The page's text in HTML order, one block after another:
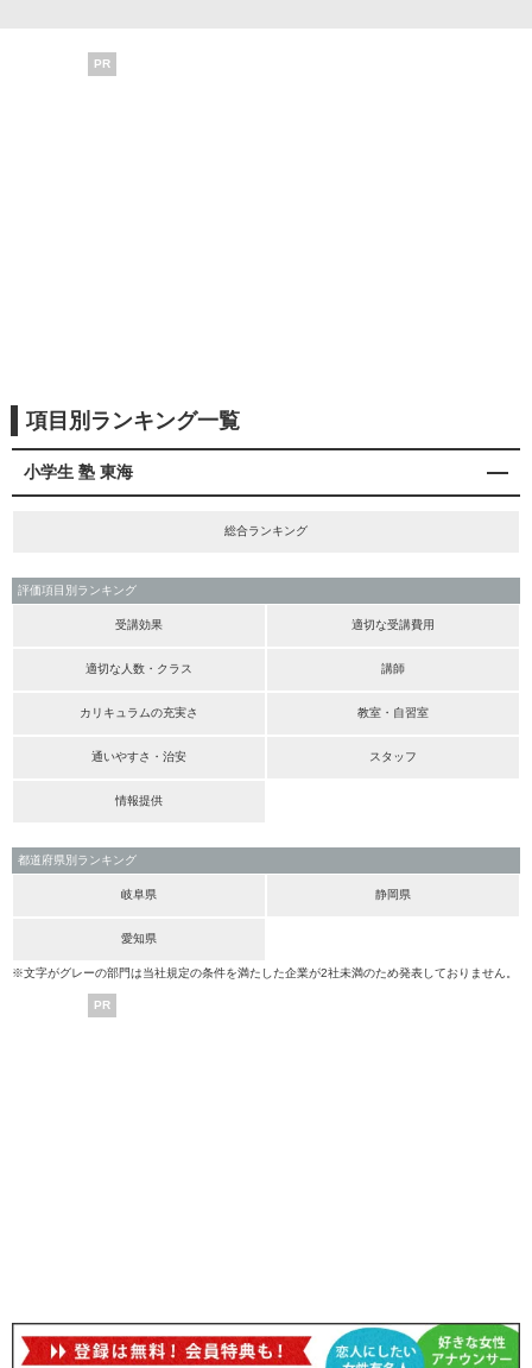
PR
項目別ランキング一覧
小学生 塾 東海
総合ランキング
評価項目別ランキング
受講効果 適切な受講費用
適切な人数・クラス 講師
カリキュラムの充実さ 教室・自習室
通いやすさ・治安 スタッフ
情報提供
都道府県別ランキング
岐阜県 静岡県
愛知県
※文字がグレーの部門は当社規定の条件を満たした企業が2社未満のため発表しておりません。
PR